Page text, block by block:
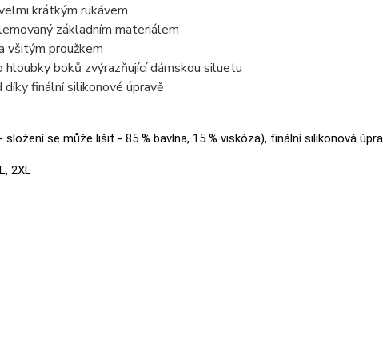
krátkým rukávem
základním materiálem
všitým proužkem
boků zvýrazňující dámskou siluetu
finální silikonové úpravě
složení se může lišit - 85 % bavlna, 15 % viskóza), finální silikonová
2XL